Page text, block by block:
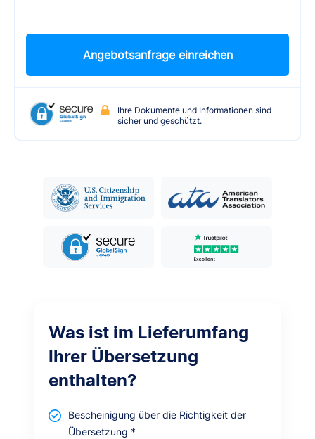
Angebotsanfrage einreichen
Ihre Dokumente und Informationen sind
sicher und geschützt.
Was ist im Lieferumfang
Ihrer Übersetzung
enthalten?
Bescheinigung über die Richtigkeit der
Übersetzung *